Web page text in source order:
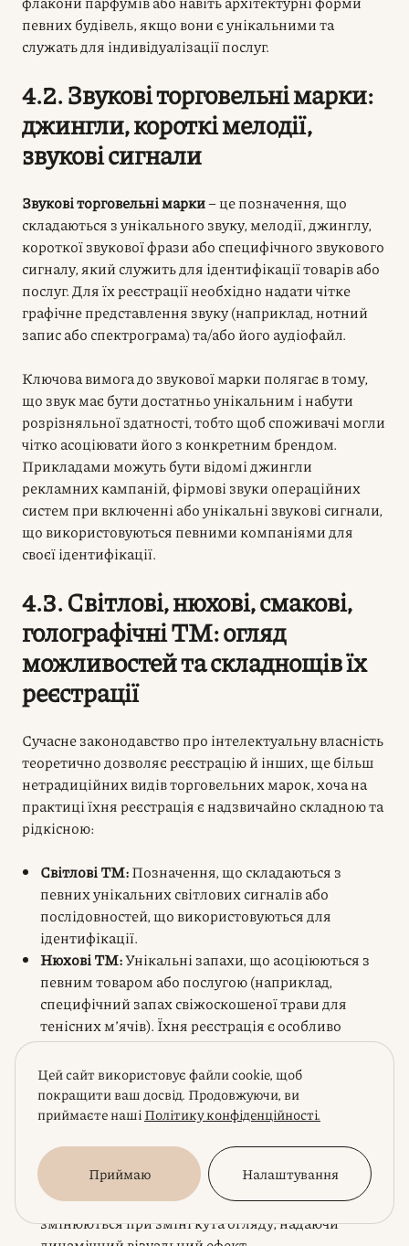
певних будівель, якщо вони є унікальними та
служать для індивідуалізації послуг.
4.2. Звукові торговельні марки:
джингли, короткі мелодії,
звукові сигнали
Звукові торговельні марки– це позначення, що
складаються з унікального звуку, мелодії, джинглу,
короткої звукової фрази або специфічного звукового
сигналу, який служить для ідентифікації товарів або
послуг. Для їх реєстрації необхідно надати чітке
графічне представлення звуку (наприклад, нотний
запис або спектрограма) та/або його аудіофайл.
Ключова вимога до звукової марки полягає в тому,
що звук має бути достатньо унікальним і набути
розрізняльної здатності, тобто щоб споживачі могли
чітко асоціювати його з конкретним брендом.
Прикладами можуть бути відомі джингли
рекламних кампаній, фірмові звуки операційних
систем при включенні або унікальні звукові сигнали,
що використовуються певними компаніями для
своєї ідентифікації.
4.3. Світлові, нюхові, смакові,
голографічні ТМ: огляд
можливостей та складнощів їх
реєстрації
Сучасне законодавство про інтелектуальну власність
теоретично дозволяє реєстрацію й інших, ще більш
нетрадиційних видів торговельних марок, хоча на
практиці їхня реєстрація є надзвичайно складною та
рідкісною:
Світлові ТМ:Позначення, що складаються з
певних унікальних світлових сигналів або
послідовностей, що використовуються для
ідентифікації.
Нюхові ТМ:Унікальні запахи, що асоціюються з
певним товаром або послугою (наприклад,
специфічний запах свіжоскошеної трави для
тенісних м’ячів). Їхня реєстрація є особливо
складною через об’єктивне графічне
представлення запаху та доведення його
розрізняльної здатності.
Смакові ТМ:Унікальні смакові відчуття, пов’язані
реєстрації через суб’єктивність смаку та труднощі
у його об’єктивному відтворенні.
Голографічні ТМ:Тривимірні зображення, які
змінюються при зміні кута огляду, надаючи
Цей сайт використовує файли cookie, щоб
покращити ваш досвід. Продовжуючи, ви
приймаєте нашіПолітику конфіденційності.
Приймаю Налаштування